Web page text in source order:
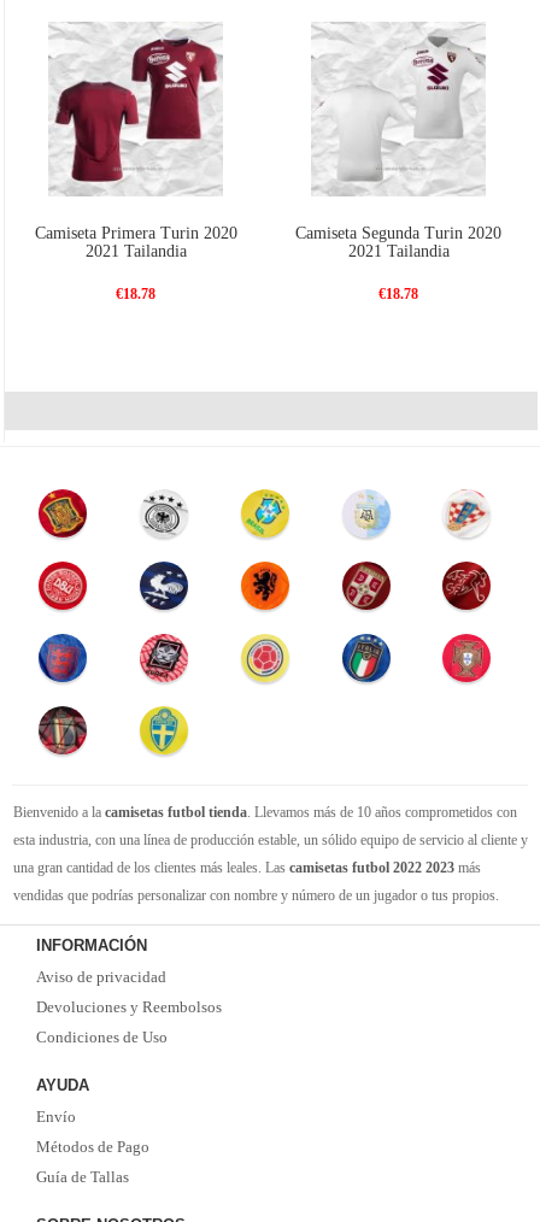
Camiseta Primera Turin 2020
2021 Tailandia
€18.78
Camiseta Segunda Turin 2020
2021 Tailandia
€18.78
Bienvenido a la camisetas futbol tienda. Llevamos más de 10 años comprometidos con
esta industria, con una línea de producción estable, un sólido equipo de servicio al cliente y
una gran cantidad de los clientes más leales. Las camisetas futbol 2022 2023 más
vendidas que podrías personalizar con nombre y número de un jugador o tus propios.
Camisetas de futbol replicasde la mejor calidad Thai AAA en toda la web. Tenemos
suficiente experiencia para satisfacer tus necesidades de
la seguridad de que elegirnos le brindará una experiencia de compra diferente.
INFORMACIÓN
Aviso de privacidad
Devoluciones y Reembolsos
Condiciones de Uso
AYUDA
Envío
Métodos de Pago
Guía de Tallas